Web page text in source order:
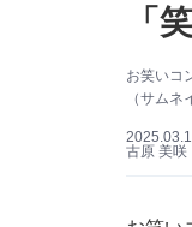
「
お笑いコ
（サム
古原 美咲